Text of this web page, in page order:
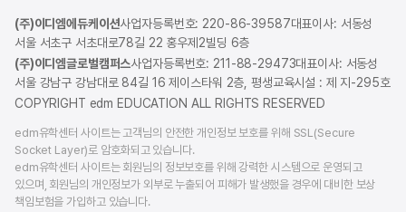
(주)이디엠에듀케이션사업자등록번호: 220-86-39587대표이사: 서동성
서울 서초구 서초대로78길 22 홍우제2빌딩 6층
(주)이디엠글로벌캠퍼스사업자등록번호: 211-88-29473대표이사: 서동성
서울 강남구 강남대로 84길 16 제이스타워 2층, 평생교육시설 : 제 지-295호
COPYRIGHT edm EDUCATION ALL RIGHTS RESERVED
edm유학센터 사이트는 고객님의 안전한 개인정보 보호를 위해 SSL(Secure
Socket Layer)로 암호화되고 있습니다.
edm유학센터 사이트는 회원님의 정보보호를 위해 강력한 시스템으로 운영되고
있으며, 회원님의 개인정보가 외부로 누출되어 피해가 발생했을 경우에 대비한 보상
책임보험을 가입하고 있습니다.